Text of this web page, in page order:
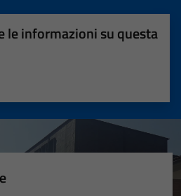
le informazioni su questa
su 5
su 5
5